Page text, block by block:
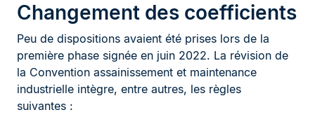
Changement des coefficients
Peu de dispositions avaient été prises lors de la
première phase signée en juin 2022. La révision de
la Convention assainissement et maintenance
industrielle intègre, entre autres, les règles
suivantes :